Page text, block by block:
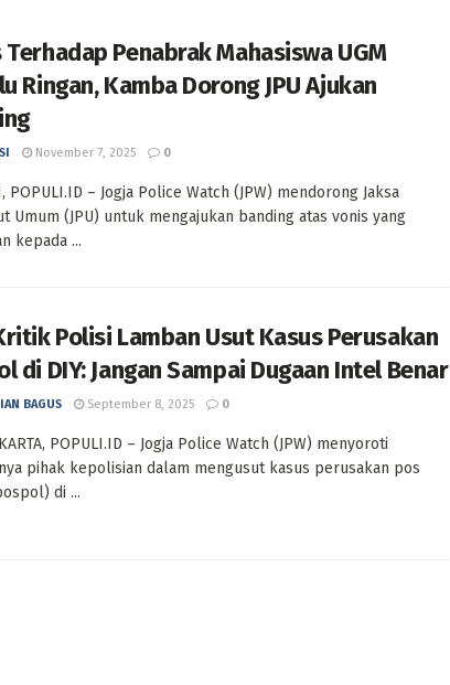
Terhadap Penabrak Mahasiswa UGM
Ringan, Kamba Dorong JPU Ajukan
November 7, 2025 0
POPULI.ID – Jogja Police Watch (JPW) mendorong Jaksa
Umum (JPU) untuk mengajukan banding atas vonis yang
kepada ...
Polisi Lamban Usut Kasus Perusakan
di DIY: Jangan Sampai Dugaan Intel Benar
BAGUS September 8, 2025 0
POPULI.ID – Jogja Police Watch (JPW) menyoroti
pihak kepolisian dalam mengusut kasus perusakan pos
di ...